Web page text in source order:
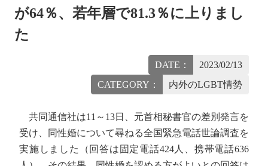
が64％、若年層で81.3％に上りまし
た
DATE：
2023/02/13
CATEGORY：
内外のLGBT情勢
共同通信社は11～13日、元首相秘書官の差別発言を
受け、同性婚について尋ねる全国緊急電話世論調査を
実施しました（回答は固定電話424人、携帯電話636